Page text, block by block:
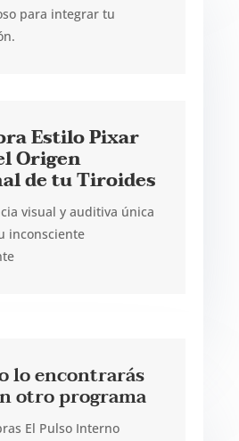
para integrar tu
Estilo Pixar
Origen
de tu Tiroides
visual y auditiva única
inconsciente
lo encontrarás
otro programa
El Pulso Interno